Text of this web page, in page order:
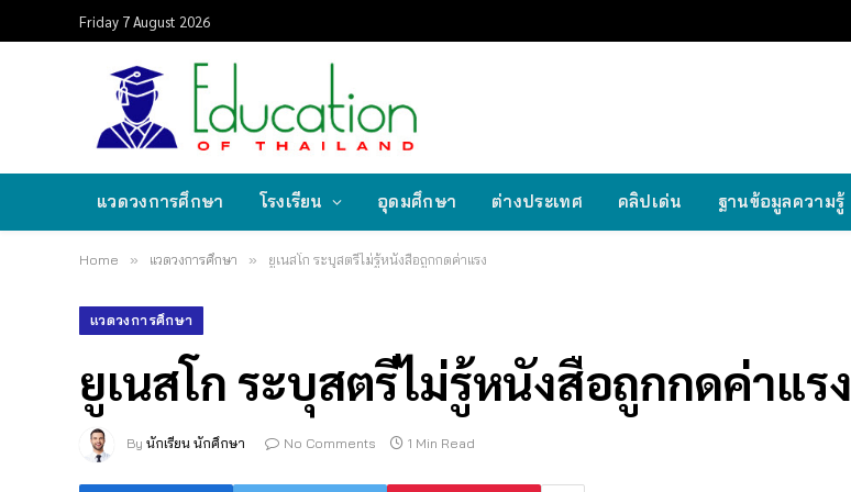
Friday 7 August 2026
แวดวงการศึกษา โรงเรียน อุดมศึกษา ต่างประเทศ คลิปเด่น ฐานข้อมูลความรู้
Home » แวดวงการศึกษา » ยูเนสโก ระบุสตรีไม่รู้หนังสือถูกกดค่าแรง
แวดวงการศึกษา
ยูเนสโก ระบุสตรีไม่รู้หนังสือถูกกดค่าแรง
By นักเรียน นักศึกษา No Comments 1 Min Read